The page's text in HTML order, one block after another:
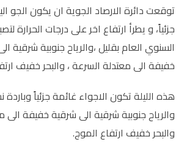
توقعت دائرة الارصاد الجوية ان يكون الجو
جزئياً، و يطرأ ارتفاع اخر على درجات الحرارة
السنوي العام بقليل ،والرياح جنوبية شرقية
خفيفة الى معتدلة السرعة ، والبحر خفيف
هذه الليلة تكون الاجواء غائمة جزئياً وباردة
والرياح جنوبية شرقية الى شرقية خفيفة الى
والبحر خفيف ارتفاع الموج.